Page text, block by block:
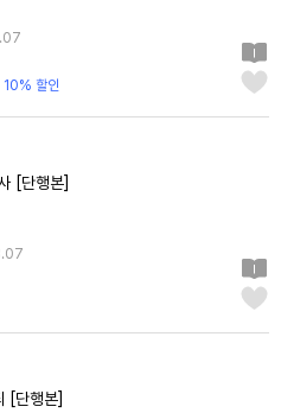
10% 할인
[단행본]
[단행본]